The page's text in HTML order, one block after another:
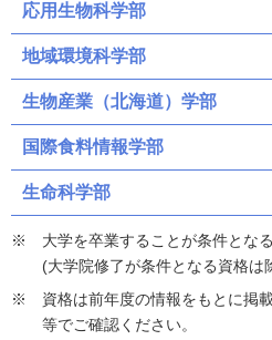
応用生物科学部
地域環境科学部
生物産業（北海道）学部
国際食料情報学部
生命科学部
大学を卒業することが条件とな
(大学院修了が条件となる資格は
資格は前年度の情報をもとに掲
等でご確認ください。